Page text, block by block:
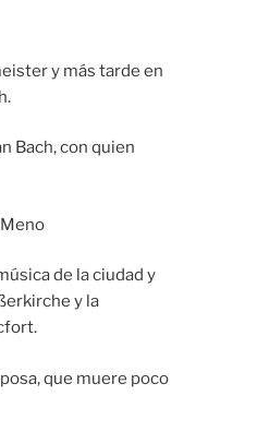
y más tarde en
Bach, con quien
de la ciudad y
y la
que muere poco